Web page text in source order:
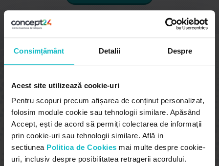
Consimțământ Detalii Despre
Acest site utilizează cookie-uri
Pentru scopuri precum afișarea de conținut personalizat,
folosim module cookie sau tehnologii similare. Apăsând
Accept, ești de acord să permiți colectarea de informații
prin cookie-uri sau tehnologii similare. Află in
sectiunea Politica de Cookies mai multe despre cookie-
uri, inclusiv despre posibilitatea retragerii acordului.
Marilena Pop, Digital Manager
Concept 24 ne oferă suport full service în zona de